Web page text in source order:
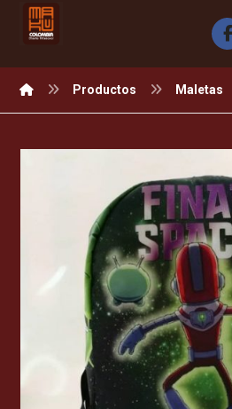
Productos Maletas